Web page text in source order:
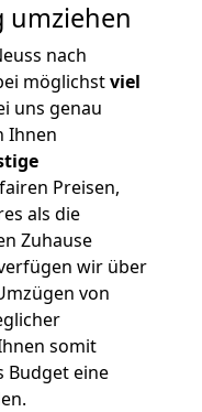
umziehen
nach
möglichstviel
uns genau
Ihnen
Preisen,
als die
Zuhause
wir über
von
somit
Budget eine